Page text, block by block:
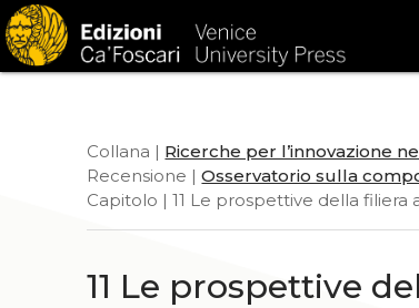
Collana | Ricerche per l’innovazione
Recensione |Osservatorio sulla
Capitolo | 11 Le prospettive della
11 Le prospettive